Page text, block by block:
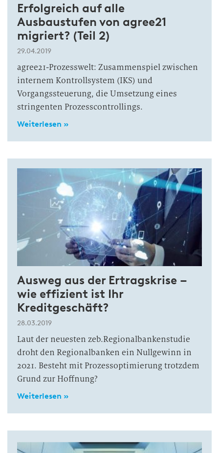
Erfolgreich auf alle
Ausbaustufen von agree21
migriert? (Teil 2)
29.04.2019
agree21-Prozesswelt: Zusammenspiel zwischen
internem Kontrollsystem (IKS) und
Vorgangssteuerung, die Umsetzung eines
stringenten Prozesscontrollings.
Weiterlesen »
Ausweg aus der Ertragskrise –
wie effizient ist Ihr
Kreditgeschäft?
28.03.2019
Laut der neuesten zeb.Regionalbankenstudie
droht den Regionalbanken ein Nullgewinn in
2021. Besteht mit Prozessoptimierung trotzdem
Grund zur Hoffnung?
Weiterlesen »